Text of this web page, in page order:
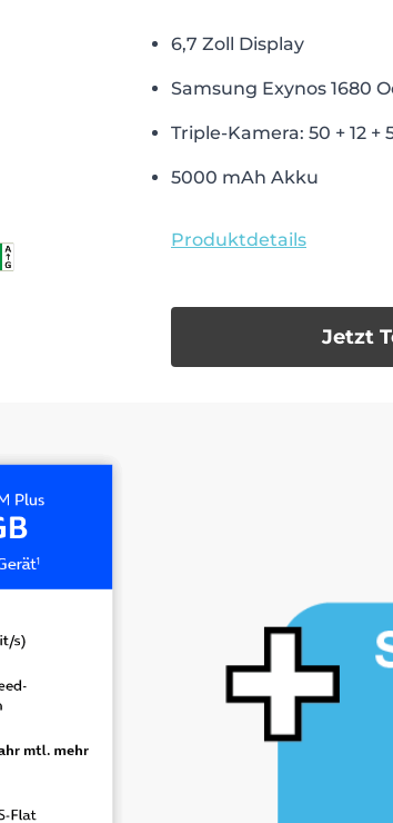
6,7 Zoll Display
Samsung Exynos 1680
Triple-Kamera: 50 + 12 +
5000 mAh Akku
Produktdetails
Jetzt